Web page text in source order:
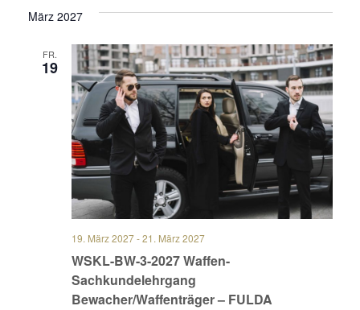
März 2027
FR.
19
WSKL-BW-3-2027 Waffen-
Sachkundelehrgang
Bewacher/Waffenträger – FULDA
19. März 2027-21. März 2027